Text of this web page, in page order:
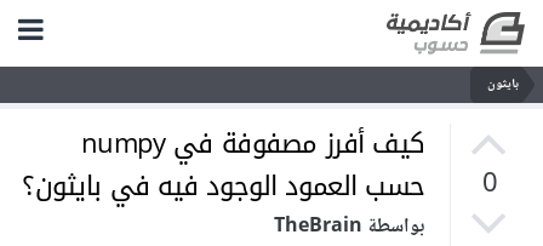
بايثون
0
كيف أفرز مصفوفة في numpy
حسب العمود الوجود فيه في بايثون؟
بواسطة TheBrain